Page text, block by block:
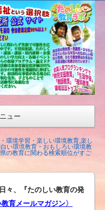
ュー
環境学習・楽しい環境教育,楽し
い環境教育・おもしろい環境教
の教育に関わる検索順位がすご
々、『たのしい教育の発
教育メールマガジン〉